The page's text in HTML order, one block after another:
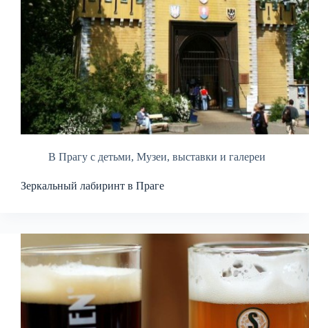
В Прагу с детьми, Музеи, выставки и галереи
Зеркальный лабиринт в Праге